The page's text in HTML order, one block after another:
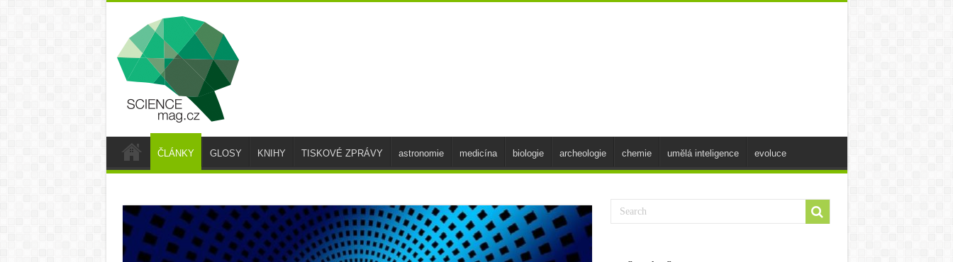
ČLÁNKY GLOSY KNIHY TISKOVÉ ZPRÁVY astronomie medicína biologie archeologie chemie umělá inteligence evoluce